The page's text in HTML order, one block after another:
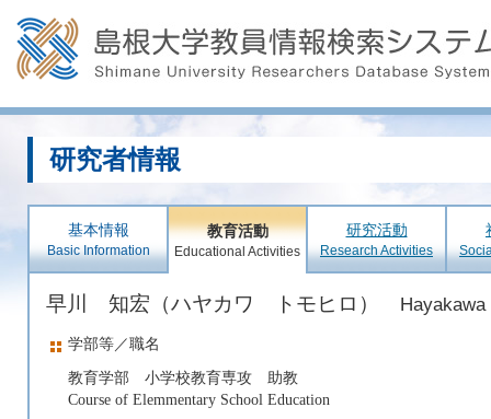
研究者情報
基本情報
Basic Information
教育活動
Educational Activities
研究活動
Research Activities
早川 知宏（ハヤカワ トモヒロ） Hayakawa
学部等／職名
教育学部 小学校教育専攻 助教
Course of Elemmentary School Education